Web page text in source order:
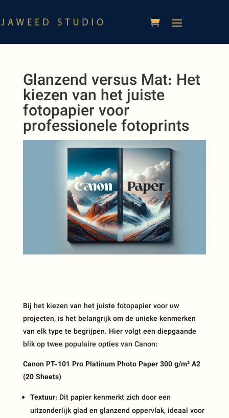
Glanzend versus Mat: Het
kiezen van het juiste
fotopapier voor
professionele fotoprints
Bij het kiezen van het juiste fotopapier voor uw
projecten, is het belangrijk om de unieke kenmerken
van elk type te begrijpen. Hier volgt een diepgaande
blik op twee populaire opties van Canon:
Canon PT-101 Pro Platinum Photo Paper 300 g/m² A2
(20 Sheets)
Textuur: Dit papier kenmerkt zich door een
uitzonderlijk glad en glanzend oppervlak, ideaal voor